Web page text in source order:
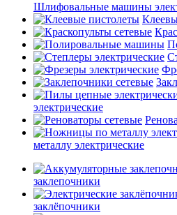
Шлифовальные машины
электрические
металлу электрические
заклепочники
заклёпочники